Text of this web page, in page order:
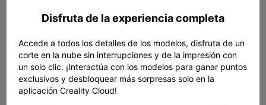
K2/K2 Pro Screen Protector/Cover
223.52KB Modelo 3D relacionado
Disfruta de la experiencia completa
Accede a todos los detalles de los modelos, disfruta de un
corte en la nube sin interrupciones y de la impresión con
un solo clic. ¡Interactúa con los modelos para ganar puntos
exclusivos y desbloquear más sorpresas solo en la
aplicación Creality Cloud!